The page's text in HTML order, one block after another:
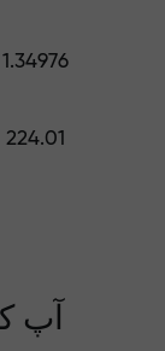
1.34976
224.01
آپ